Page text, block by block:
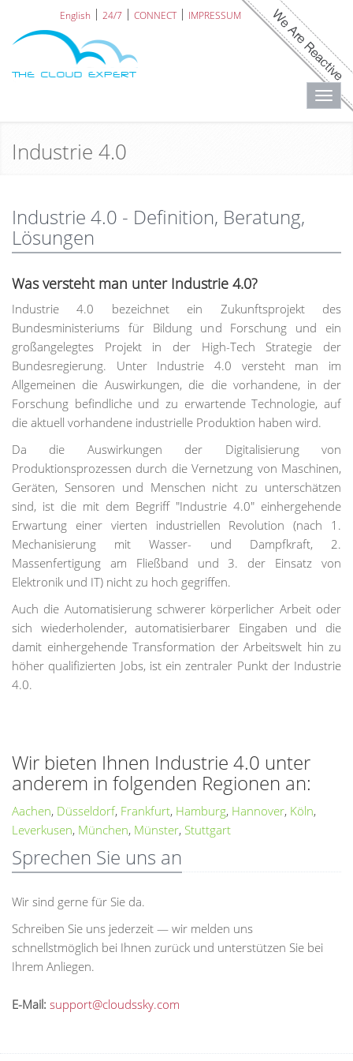
English 24/7 CONNECT IMPRESSUM
Industrie 4.0
Industrie 4.0 - Definition, Beratung,
Lösungen
Was versteht man unter Industrie 4.0?
Industrie 4.0 bezeichnet ein Zukunftsprojekt des
Bundesministeriums für Bildung und Forschung und ein
großangelegtes Projekt in der High-Tech Strategie der
Bundesregierung. Unter Industrie 4.0 versteht man im
Allgemeinen die Auswirkungen, die die vorhandene, in der
Forschung befindliche und zu erwartende Technologie, auf
die aktuell vorhandene industrielle Produktion haben wird.
Da die Auswirkungen der Digitalisierung von
Produktionsprozessen durch die Vernetzung von Maschinen,
Geräten, Sensoren und Menschen nicht zu unterschätzen
sind, ist die mit dem Begriff "Industrie 4.0" einhergehende
Erwartung einer vierten industriellen Revolution (nach 1.
Mechanisierung mit Wasser- und Dampfkraft, 2.
Massenfertigung am Fließband und 3. der Einsatz von
Elektronik und IT) nicht zu hoch gegriffen.
Auch die Automatisierung schwerer körperlicher Arbeit oder
sich wiederholender, automatisierbarer Eingaben und die
damit einhergehende Transformation der Arbeitswelt hin zu
höher qualifizierten Jobs, ist ein zentraler Punkt der Industrie
4.0.
Wir bieten Ihnen Industrie 4.0 unter
anderem in folgenden Regionen an:
Aachen, Düsseldorf, Frankfurt, Hamburg, Hannover, Köln,
Leverkusen, München, Münster, Stuttgart
Sprechen Sie uns an
Wir sind gerne für Sie da.
Schreiben Sie uns jederzeit — wir melden uns
schnellstmöglich bei Ihnen zurück und unterstützen Sie bei
Ihrem Anliegen.
E-Mail: support@cloudssky.com